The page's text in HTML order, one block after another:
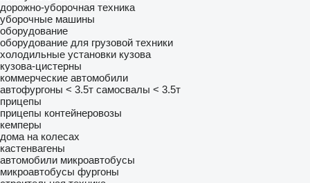
дорожно-уборочная техника
уборочные машины
оборудование
оборудование для грузовой техники
холодильные установки кузова
кузова-цистерны
коммерческие автомобили
автофургоны < 3.5т самосвалы < 3.5т
прицепы
прицепы контейнеровозы
кемперы
дома на колесах
кастенвагены
автомобили микроавтобусы
микроавтобусы фургоны